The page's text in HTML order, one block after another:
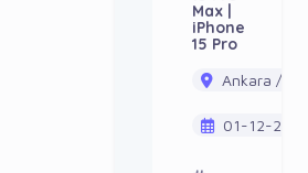
Max |
iPhone
15 Pro
Ankara /
01-12-